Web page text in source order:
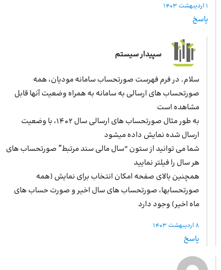
1 اردیبهشت 1403
پاسخ
سپیدار سیستم
سلام. در فرم فهرست صورتحساب سامانه مودیان، همه
صورتحساب های ارسالی به سامانه به همراه وضعیت آنها قابل
مشاهده است
به طور مثال صورتحساب های ارسالی سال ۱۴۰۲، با وضعیت
ارسال شده نمایش داده میشود
شما می توانید از ستون “سال مالی سند مرتبط” صورتحساب های
هر سال را فیلتر نمایید
همچنین بالای صفحه امکان انتخاب برای نمایش (همه
صورتحسابها، صورتحساب های سال اخیر و صورت حساب های
ماه اخیر) وجود دارد
8 اردیبهشت 1403
پاسخ